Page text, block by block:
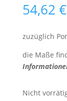
54,62 €
zuzüglich
die Maße
Nicht